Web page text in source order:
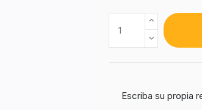
Escriba su propia